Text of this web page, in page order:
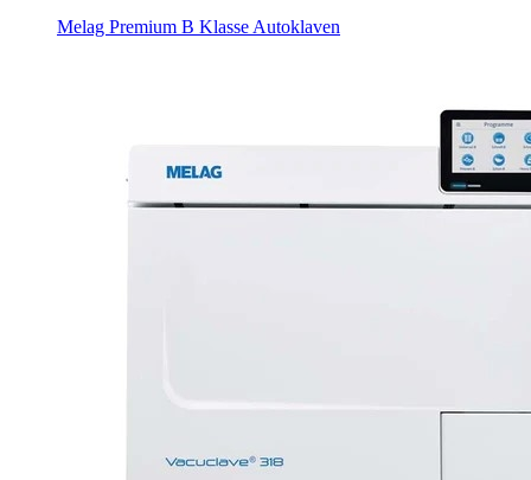
Melag Premium B Klasse Autoklaven